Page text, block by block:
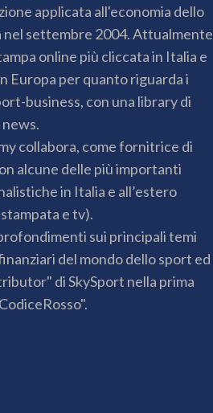
applicata all'economia dello
nel settembre 2004. Attualmente
online più cliccata in Italia e
Europa per quanto riguarda i
business, con una library di
collabora, come fornitrice di
alcune delle più importanti
in Italia e all’estero
e tv).
sui principali temi
del mondo dello sport ed
di SkySport nella prima